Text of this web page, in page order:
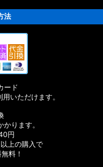
法
ード
いただけます。
ります。
円
上の購入で
料！